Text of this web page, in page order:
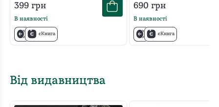
399 грн
В наявності
єКнига
690грн
В наявності
єКнига
Від видавництва